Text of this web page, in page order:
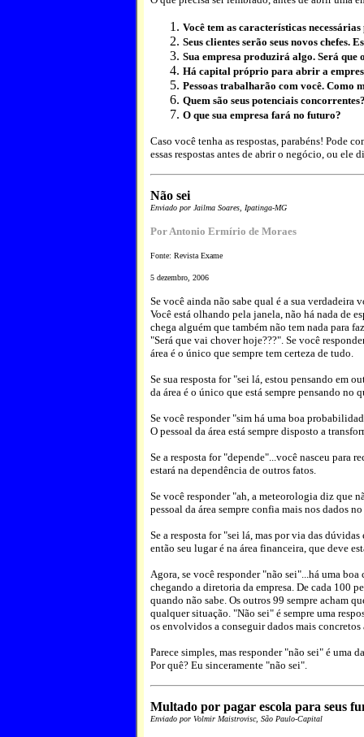
Você tem as características
Seus clientes serão seus novos chefes.
Sua empresa produzirá algo. Será que
Há capital próprio para abrir a
Pessoas trabalharão com você. Como
Quem são seus potenciais
O que sua empresa fará no futuro?
Caso você tenha as respostas, parabéns! Pode
essas respostas antes de abrir o negócio, ou ele
Não sei
Enviado por Jailma Soares, Ipatinga-MG
Por Antonio Ermírio de Moraes
Fonte: Revista Exame
5 dezembro, 2006
Se você ainda não sabe qual é a sua verdadeira
Você está olhando pela janela, não há nada de
chega alguém que também não tem nada para
"Será que vai chover hoje???". Se você
área é o único que sempre tem certeza de tudo.
Se sua resposta for "sei lá, estou pensando em
da área é o único que está sempre pensando no
Se você responder "sim há uma boa
O pessoal da área está sempre disposto a
Se a resposta for "depende"...você nasceu para
estará na dependência de outros fatos.
Se você responder "ah, a meteorologia diz que
pessoal da área sempre confia mais nos dados
Se a resposta for "sei lá, mas por via das
então seu lugar é na área financeira, que deve
Agora, se você responder "não sei"...há uma
chegando a diretoria da empresa. De cada 100
quando não sabe. Os outros 99 sempre acham
qualquer situação. "Não sei" é sempre uma
os envolvidos a conseguir dados mais concretos
Parece simples, mas responder "não sei" é uma
Por quê? Eu sinceramente "não sei".
Multado por pagar escola para seus
Enviado por Volmir Maistrovisc, São Paulo-Capital